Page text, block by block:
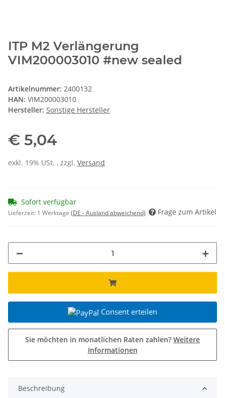
ITP M2 Verlängerung
VIM200003010 #new sealed
Artikelnummer: 2400132
HAN: VIM200003010
Hersteller: Sonstige Hersteller
€ 5,04
exkl. 19% USt. , zzgl. Versand
Sofort verfügbar
Lieferzeit: 1 Werktage (DE - Ausland abweichend) Frage zum Artikel
Consent erteilen
Sie möchten in monatlichen Raten zahlen? Weitere
Informationen
Beschreibung